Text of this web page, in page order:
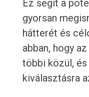
Ez segít a
gyorsan
hátterét és
abban, hogy
többi közül, és
kiválasztásra